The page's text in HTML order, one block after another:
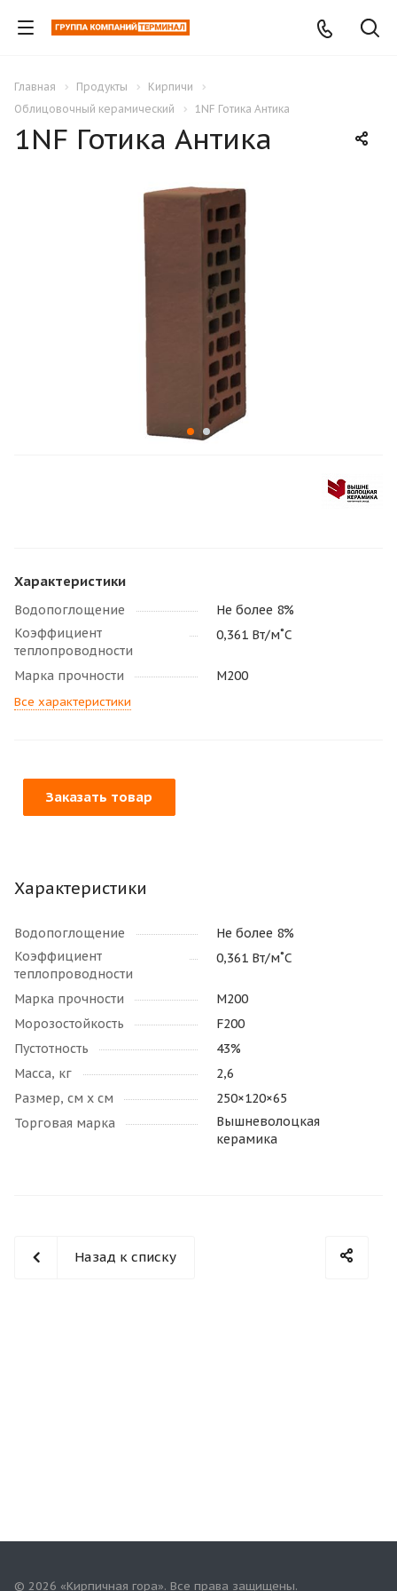
Главная Продукты
Кирпичи
Облицовочный керамический
1NF Готика Антика
1NF Готика Антика
Характеристики
Водопоглощение
Не более 8%
Коэффициент
теплопроводности
0,361 Вт/м˚С
Марка прочности М200
Все характеристики
Заказать товар
Характеристики
Водопоглощение
Не более 8%
Коэффициент
теплопроводности
0,361 Вт/м˚С
Марка прочности
М200
Морозостойкость
F200
Пустотность
43%
Масса, кг
2,6
Размер, см х см
250×120×65
Торговая марка
Вышневолоцкая
керамика
Назад к списку
© 2026 «Кирпичная гора». Все права защищены.